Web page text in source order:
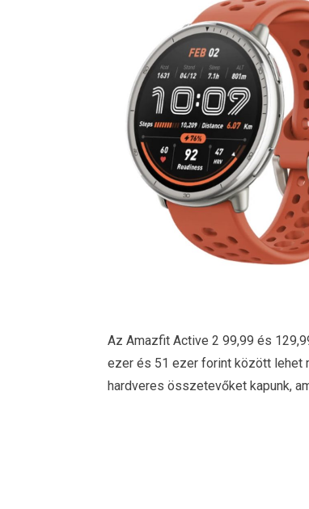
Az Amazfit Active 2 99,99 és
ezer és 51 ezer forint között lehet
hardveres összetevőket kapunk,